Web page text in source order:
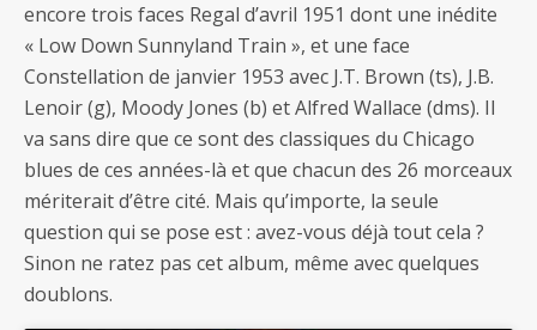
encore trois faces Regal d’avril 1951 dont une inédite
« Low Down Sunnyland Train », et une face
Constellation de janvier 1953 avec J.T. Brown (ts), J.B.
Lenoir (g), Moody Jones (b) et Alfred Wallace (dms). Il
va sans dire que ce sont des classiques du Chicago
blues de ces années-là et que chacun des 26 morceaux
mériterait d’être cité. Mais qu’importe, la seule
question qui se pose est : avez-vous déjà tout cela ?
Sinon ne ratez pas cet album, même avec quelques
doublons.